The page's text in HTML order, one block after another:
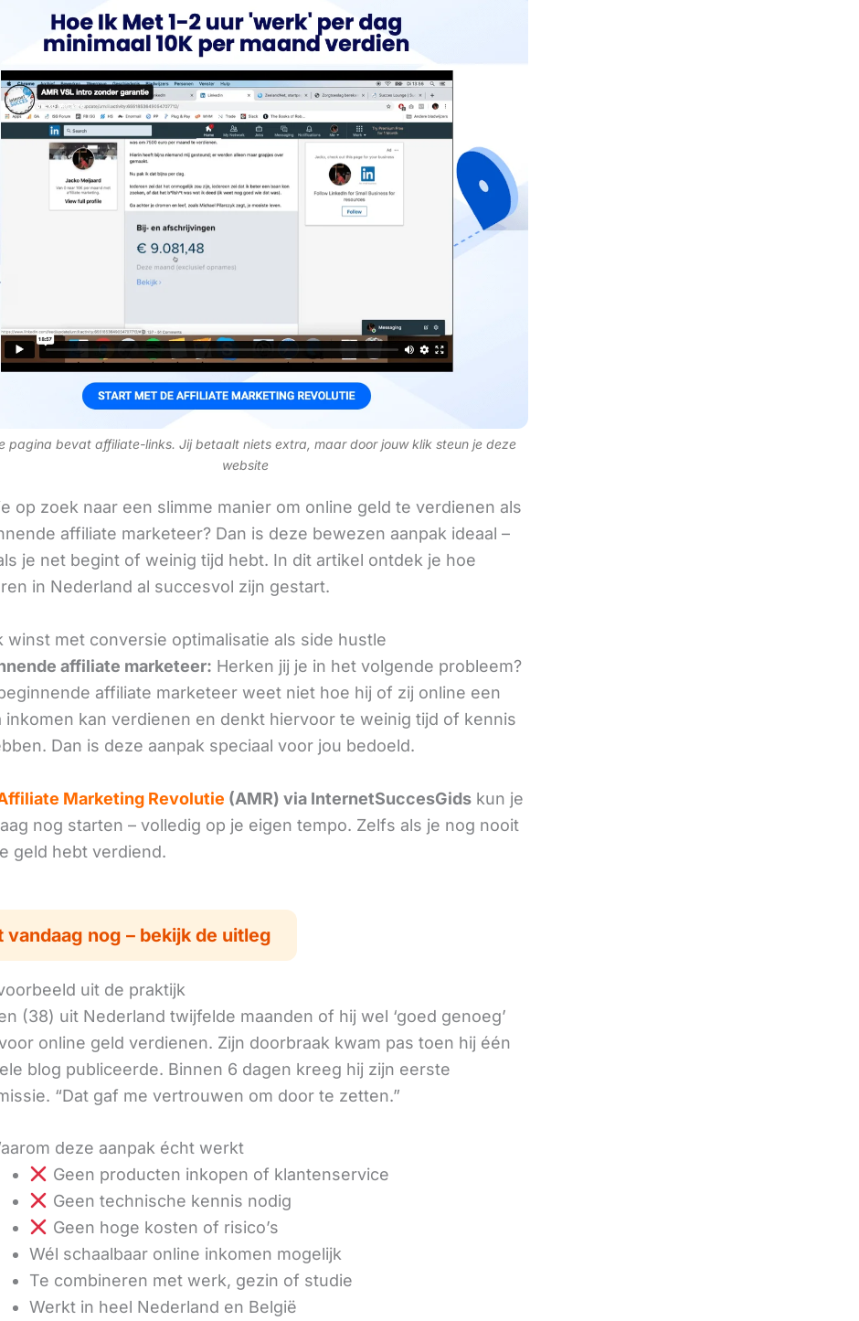
pagina bevat affiliate-links. Jij betaalt niets extra, maar door jouw klik steun je deze
website
op zoek naar een slimme manier om online geld te verdienen als
affiliate marketeer? Dan is deze bewezen aanpak ideaal –
je net begint of weinig tijd hebt. In dit artikel ontdek je hoe
in Nederland al succesvol zijn gestart.
winst met conversie optimalisatie als side hustle
affiliate marketeer: Herken jij je in het volgende probleem?
affiliate marketeer weet niet hoe hij of zij online een
inkomen kan verdienen en denkt hiervoor te weinig tijd of kennis
Dan is deze aanpak speciaal voor jou bedoeld.
Marketing Revolutie (AMR) via InternetSuccesGids kun je
nog starten – volledig op je eigen tempo. Zelfs als je nog nooit
geld hebt verdiend.
vandaag nog – bekijk de uitleg
uit de praktijk
(38) uit Nederland twijfelde maanden of hij wel ‘goed genoeg’
online geld verdienen. Zijn doorbraak kwam pas toen hij één
blog publiceerde. Binnen 6 dagen kreeg hij zijn eerste
“Dat gaf me vertrouwen om door te zetten.”
deze aanpak écht werkt
Geen producten inkopen of klantenservice
Geen technische kennis nodig
Geen hoge kosten of risico’s
Wél schaalbaar online inkomen mogelijk
Te combineren met werk, gezin of studie
Werkt in heel Nederland en België